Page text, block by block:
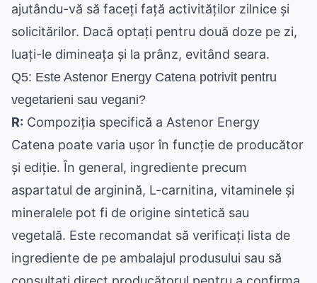
ajutându-vă să faceți față activităților zilnice și
solicitărilor. Dacă optați pentru două doze pe zi,
luați-le dimineața și la prânz, evitând seara.
Q5: Este Astenor Energy Catena potrivit pentru
vegetarieni sau vegani?
R: Compoziția specifică a Astenor Energy
Catena poate varia ușor în funcție de producător
și ediție. În general, ingrediente precum
aspartatul de arginină, L-carnitina, vitaminele și
mineralele pot fi de origine sintetică sau
vegetală. Este recomandat să verificați lista de
ingrediente de pe ambalajul produsului sau să